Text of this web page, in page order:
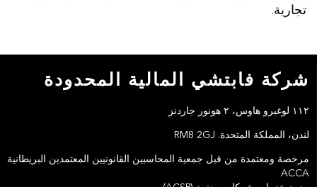
تجارية.
شركة فابتشي المالية المحدودة
١١٢ لوغبرو هاوس، ٢ هونور جاردنز
لندن، المملكة المتحدة. RM8 2GJ
مرخصة ومعتمدة من قبل جمعية المحاسبين القانونيين المعتمدين البريطانية
ACCA